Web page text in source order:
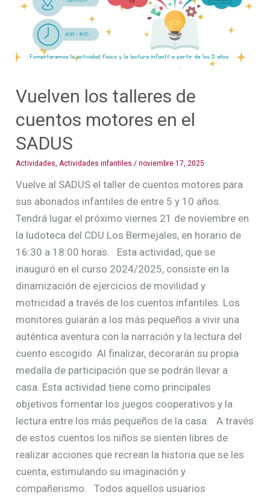
Vuelven los talleres de
cuentos motores en el
SADUS
Actividades,Actividades infantiles /noviembre 17, 2025
Vuelve al SADUS el taller de cuentos motores para
sus abonados infantiles de entre 5 y 10 años.
Tendrá lugar el próximo viernes 21 de noviembre en
la ludoteca del CDU Los Bermejales, en horario de
16:30 a 18:00 horas. Esta actividad, que se
inauguró en el curso 2024/2025, consiste en la
dinamización de ejercicios de movilidad y
motricidad a través de los cuentos infantiles. Los
monitores guiarán a los más pequeños a vivir una
auténtica aventura con la narración y la lectura del
cuento escogido. Al finalizar, decorarán su propia
medalla de participación que se podrán llevar a
casa. Esta actividad tiene como principales
objetivos fomentar los juegos cooperativos y la
lectura entre los más pequeños de la casa. A través
de estos cuentos los niños se sienten libres de
realizar acciones que recrean la historia que se les
cuenta, estimulando su imaginación y
compañerismo. Todos aquellos usuarios
en
SADUS